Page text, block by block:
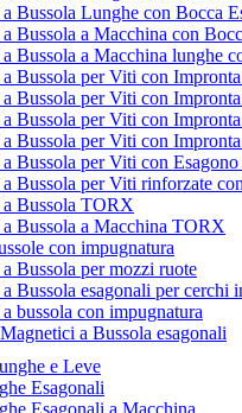
Bussola Lunghe con Bocca
Bussola a Macchina con
Bussola a Macchina lunghe
Bussola per Viti con
Bussola per Viti con
Bussola per Viti con
Bussola per Viti con
Bussola per Viti con Esagono
Bussola per Viti rinforzate
Bussola TORX
Bussola a Macchina TORX
con impugnatura
Bussola per mozzi ruote
Bussola esagonali per cerchi
bussola con impugnatura
a Bussola esagonali
e Leve
Esagonali
Esagonali a Macchina